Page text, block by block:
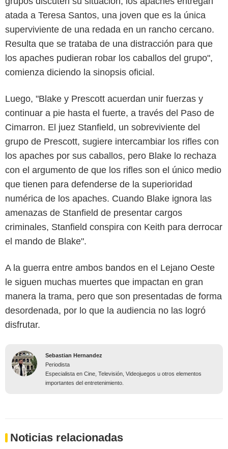
atada a Teresa Santos, una joven que es la única
superviviente de una redada en un rancho cercano.
Resulta que se trataba de una distracción para que
los apaches pudieran robar los caballos del grupo",
comienza diciendo la sinopsis oficial.
Luego, "Blake y Prescott acuerdan unir fuerzas y
continuar a pie hasta el fuerte, a través del Paso de
Cimarron. El juez Stanfield, un sobreviviente del
grupo de Prescott, sugiere intercambiar los rifles con
los apaches por sus caballos, pero Blake lo rechaza
con el argumento de que los rifles son el único medio
que tienen para defenderse de la superioridad
numérica de los apaches. Cuando Blake ignora las
amenazas de Stanfield de presentar cargos
criminales, Stanfield conspira con Keith para derrocar
el mando de Blake".
A la guerra entre ambos bandos en el Lejano Oeste
le siguen muchas muertes que impactan en gran
manera la trama, pero que son presentadas de forma
desordenada, por lo que la audiencia no las logró
disfrutar.
Sebastian Hernandez
Periodista
Especialista en Cine, Televisión, Videojuegos u otros elementos
importantes del entretenimiento.
Noticias relacionadas